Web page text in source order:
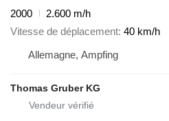
2000
2.600 m/h
Vitesse de déplacement 40 km/h
Allemagne, Ampfing
Thomas Gruber KG